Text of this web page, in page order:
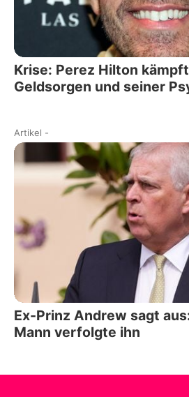
Krise: Perez Hilton
Geldsorgen und seiner
Artikel -
Ex-Prinz Andrew sagt
Mann verfolgte ihn